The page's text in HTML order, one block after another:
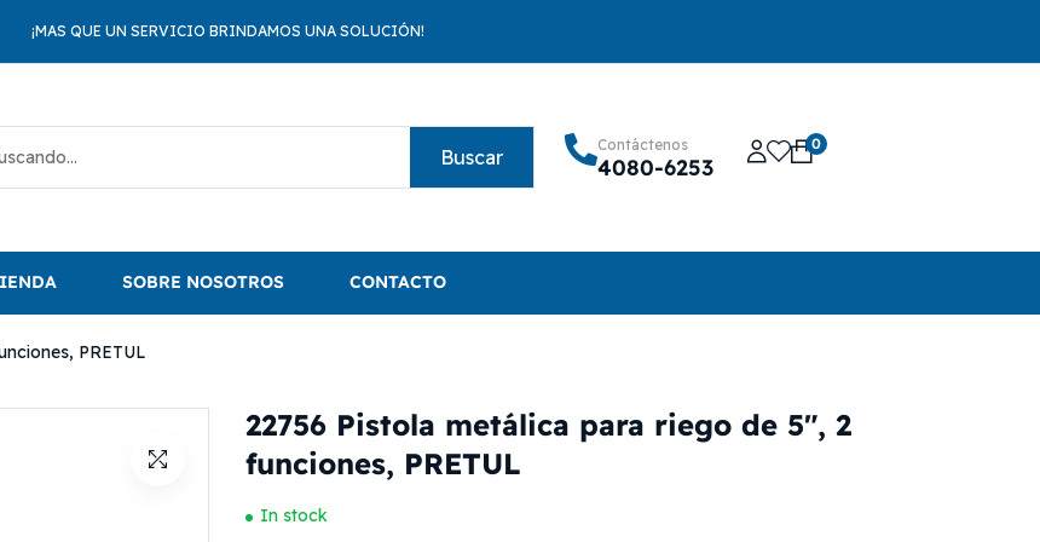
¡MAS QUE UN SERVICIO BRINDAMOS UNA SOLUCIÓN!
Buscar
Contáctenos
4080-6253
0
SOBRE NOSOTROS CONTACTO
PRETUL
22756 Pistola metálica para riego de 5″, 2
funciones, PRETUL
In stock